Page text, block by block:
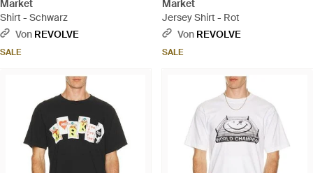
Market
Shirt - Schwarz
Von REVOLVE
SALE
Market
Jersey Shirt - Rot
Von REVOLVE
SALE